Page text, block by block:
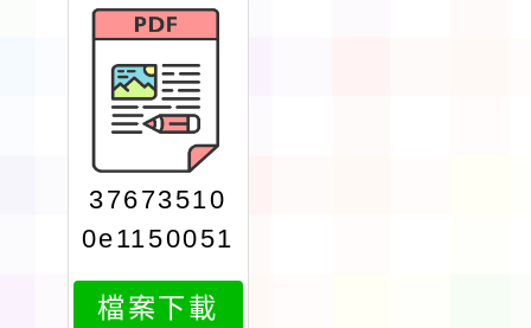
37673510
0e1150051
811attach1
檔案下載